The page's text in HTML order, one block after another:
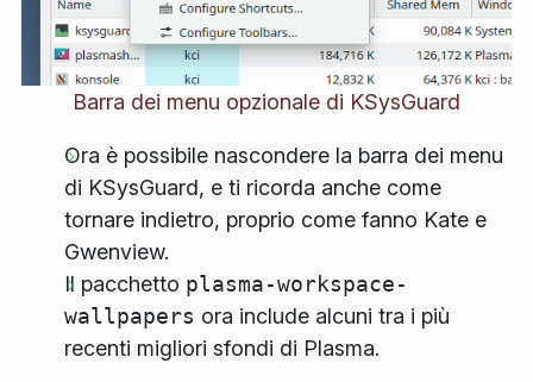
Barra dei menu opzionale di KSysGuard
Ora è possibile nascondere la barra dei menu
di KSysGuard, e ti ricorda anche come
tornare indietro, proprio come fanno Kate e
Gwenview.
Il pacchetto plasma-workspace-
wallpapers ora include alcuni tra i più
recenti migliori sfondi di Plasma.